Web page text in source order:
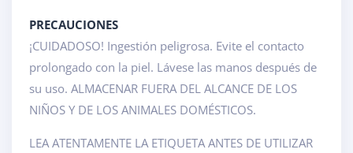
PRECAUCIONES
¡CUIDADOSO! Ingestión peligrosa. Evite el contacto
prolongado con la piel. Lávese las manos después de
su uso. ALMACENAR FUERA DEL ALCANCE DE LOS
NIÑOS Y DE LOS ANIMALES DOMÉSTICOS.
LEA ATENTAMENTE LA ETIQUETA ANTES DE UTILIZAR